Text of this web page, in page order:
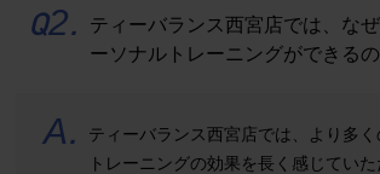
Q2.
ティーバランス西宮店では、な
ーソナルトレーニングができる
A.
ティーバランス西宮店では、より多
トレーニングの効果を長く感じてい